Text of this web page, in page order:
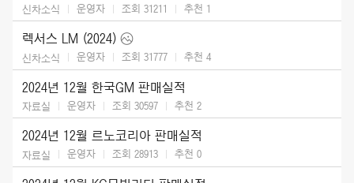
신차소식 운영자 조회 31211 추천 1
렉서스 LM (2024)
신차소식 운영자 조회 31777 추천 4
2024년 12월 한국GM 판매실적
자료실 운영자 조회 30597 추천 2
2024년 12월 르노코리아 판매실적
자료실 운영자 조회 28913 추천 0